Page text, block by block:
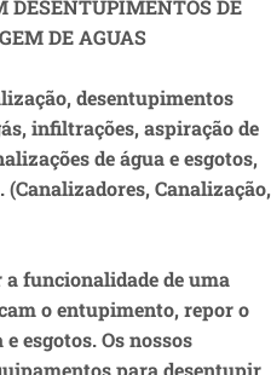
DESENTUPIMENTOS DE
DE AGUAS
desentupimentos
infiltrações, aspiração de
de água e esgotos,
Canalização,
funcionalidade de uma
o entupimento, repor o
esgotos. Os nossos
para desentupir